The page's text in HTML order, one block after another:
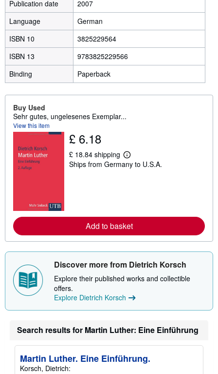
Publication date
2007
Language
German
ISBN 10
3825229564
ISBN 13
9783825229566
Binding
Paperback
Buy Used
Sehr gutes, ungelesenes Exemplar...
View this item
£ 6.18
£ 18.84 shipping
L
e
e
a
b
t
s
h
p
g
t
s
Ships from Germany to U.S.A.
Add to basket
Discover more from Dietrich Korsch
Explore their published works and collectible
offers.
Explore Dietrich Korsch
Search results for Martin Luther: Eine Einführung
Martin Luther. Eine Einführung.
Korsch, Dietrich: